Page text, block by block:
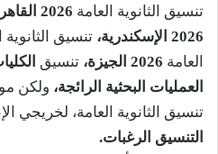
تنسيق الثانوية العامة 2026 القاهرة،
2026 الإسكندرية،
تنسيق الثانوية
العامة 2026 الجيزة، تنسيق
العمليات البحثية الرائجة، ولكن
تنسيق الثانوية العامة، لخريجي
التنسيق الرغبات.